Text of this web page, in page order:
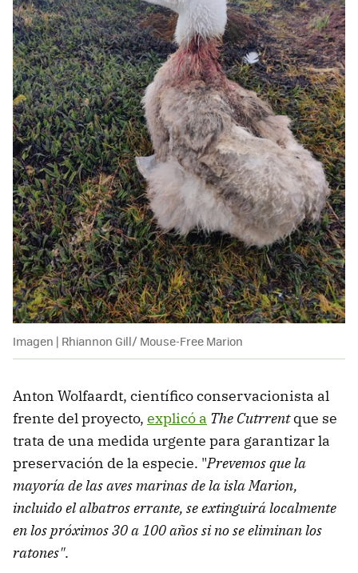
Imagen | Rhiannon Gill/ Mouse-Free Marion
Anton Wolfaardt, científico conservacionista al
frente del proyecto, explicó a The Cutrrentque se
trata de una medida urgente para garantizar la
preservación de la especie. "Prevemos que la
mayoría de las aves marinas de la isla Marion,
incluido el albatros errante, se extinguirá localmente
en los próximos 30 a 100 años si no se eliminan los
ratones".